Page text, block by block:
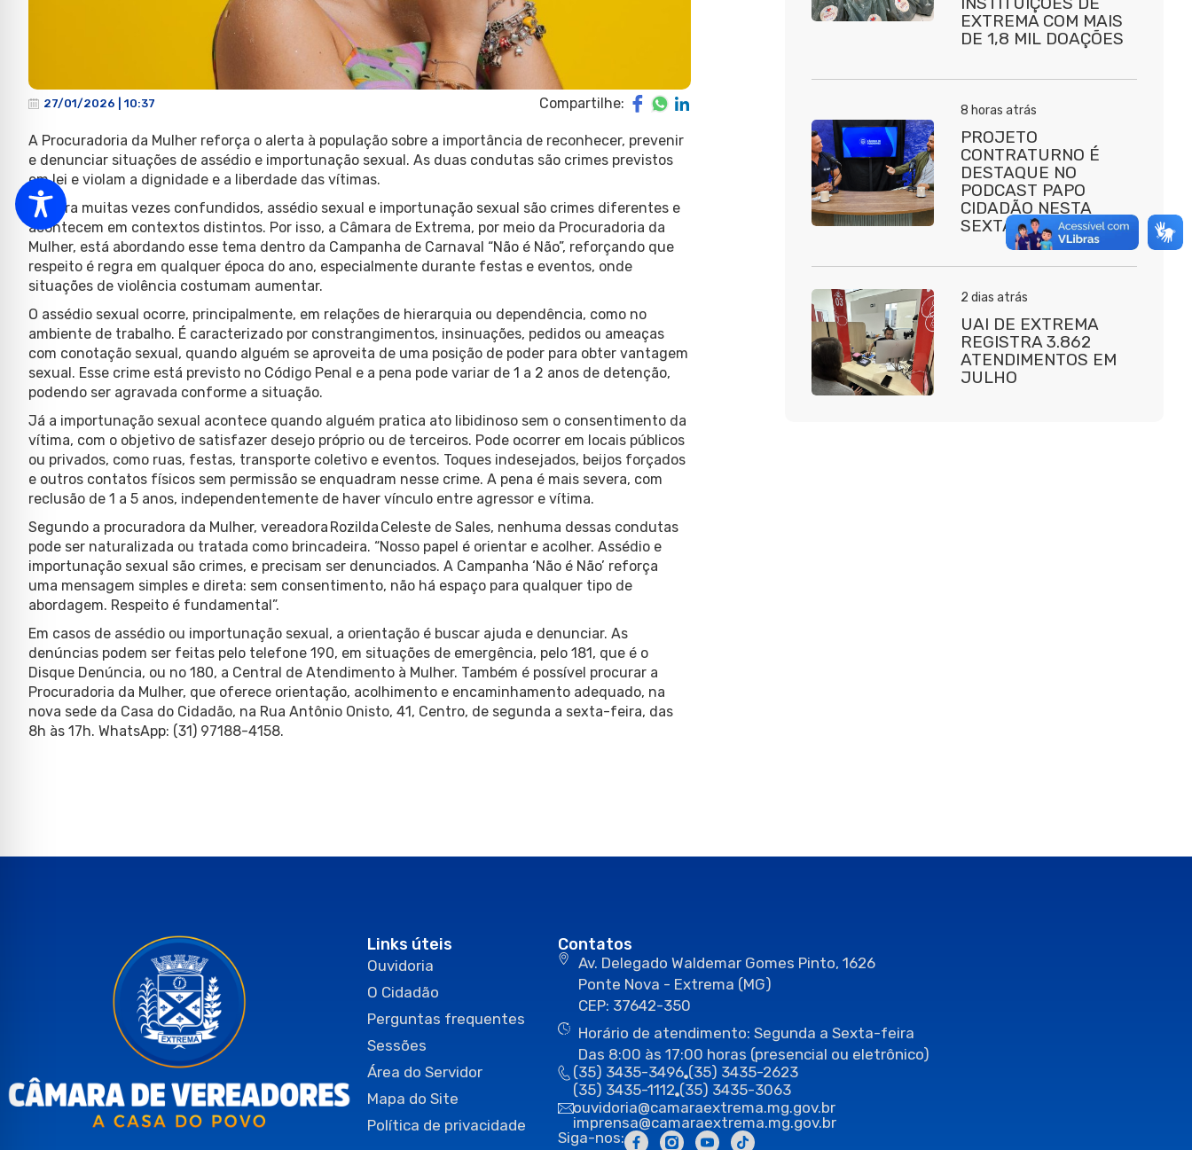
27/01/2026 | 10:37 Compartilhe:
A Procuradoria da Mulher reforça o alerta à população sobre a importância de reconhecer, prevenir
e denunciar situações de assédio e importunação sexual. As duas condutas são crimes previstos
em lei e violam a dignidade e a liberdade das vítimas.
Embora muitas vezes confundidos, assédio sexual e importunação sexual são crimes diferentes e
acontecem em contextos distintos. Por isso, a Câmara de Extrema, por meio da Procuradoria da
Mulher, está abordando esse tema dentro da Campanha de Carnaval “Não é Não”, reforçando que
respeito é regra em qualquer época do ano, especialmente durante festas e eventos, onde
situações de violência costumam aumentar.
O assédio sexual ocorre, principalmente, em relações de hierarquia ou dependência, como no
ambiente de trabalho. É caracterizado por constrangimentos, insinuações, pedidos ou ameaças
com conotação sexual, quando alguém se aproveita de uma posição de poder para obter vantagem
sexual. Esse crime está previsto no Código Penal e a pena pode variar de 1 a 2 anos de detenção,
podendo ser agravada conforme a situação.
Já a importunação sexual acontece quando alguém pratica ato libidinoso sem o consentimento da
vítima, com o objetivo de satisfazer desejo próprio ou de terceiros. Pode ocorrer em locais públicos
ou privados, como ruas, festas, transporte coletivo e eventos. Toques indesejados, beijos forçados
e outros contatos físicos sem permissão se enquadram nesse crime. A pena é mais severa, com
reclusão de 1 a 5 anos, independentemente de haver vínculo entre agressor e vítima.
Segundo a procuradora da Mulher, vereadora Rozilda Celeste de Sales, nenhuma dessas condutas
pode ser naturalizada ou tratada como brincadeira. “Nosso papel é orientar e acolher. Assédio e
importunação sexual são crimes, e precisam ser denunciados. A Campanha ‘Não é Não’ reforça
uma mensagem simples e direta: sem consentimento, não há espaço para qualquer tipo de
abordagem. Respeito é fundamental”.
Em casos de assédio ou importunação sexual, a orientação é buscar ajuda e denunciar. As
denúncias podem ser feitas pelo telefone 190, em situações de emergência, pelo 181, que é o
Disque Denúncia, ou no 180, a Central de Atendimento à Mulher. Também é possível procurar a
Procuradoria da Mulher, que oferece orientação, acolhimento e encaminhamento adequado, na
nova sede da Casa do Cidadão, na Rua Antônio Onisto, 41, Centro, de segunda a sexta-feira, das
8h às 17h. WhatsApp: (31) 97188-4158.
EXTREMA COM MAIS
DE 1,8 MIL DOAÇÕES
8 horas atrás
PROJETO
CONTRATURNO É
DESTAQUE NO
PODCAST PAPO
CIDADÃO NESTA
SEXTA (7)
2 dias atrás
UAI DE EXTREMA
REGISTRA 3.862
ATENDIMENTOS EM
JULHO
Links úteis
Ouvidoria
O Cidadão
Perguntas frequentes
Sessões
Área do Servidor
Mapa do Site
Política de privacidade
Contatos
Av. Delegado Waldemar Gomes Pinto, 1626
Ponte Nova - Extrema (MG)
CEP: 37642-350
Horário de atendimento: Segunda a Sexta-feira
Das 8:00 às 17:00 horas (presencial ou eletrônico)
(35) 3435-3496 (35) 3435-2623
(35) 3435-1112 (35) 3435-3063
ouvidoria@camaraextrema.mg.gov.br
imprensa@camaraextrema.mg.gov.br
Siga-nos: